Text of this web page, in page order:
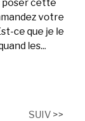
poser cette
votre
ce que je le
les...
SUIV >>